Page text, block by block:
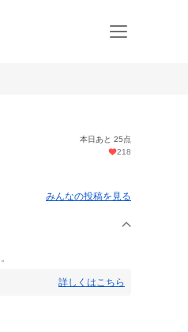
本日あと 25点
218
みんなの投稿を見る
詳しくはこちら